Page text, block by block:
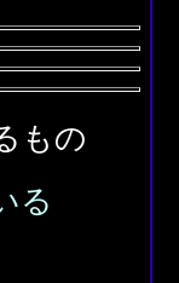
もの
る